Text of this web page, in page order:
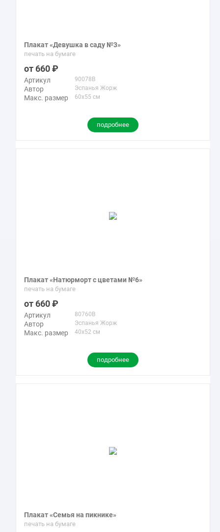
Плакат «Девушка в саду №3»
печать на бумаге
660
Артикул 90078B
Автор Эспанья Жорж
Макс. размер 60x55 см
подробнее
Плакат «Натюрморт с цветами №6»
печать на бумаге
660
Артикул 80760B
Автор Эспанья Жорж
Макс. размер 40x52 см
подробнее
Плакат «Семья на пикнике»
печать на бумаге